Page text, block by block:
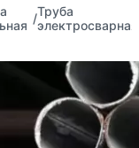
Труба
электросварная